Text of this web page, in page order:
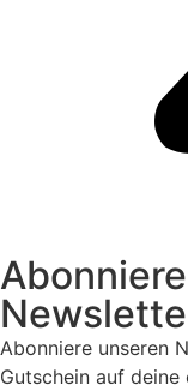
Abonniere unseren
Gutschein auf